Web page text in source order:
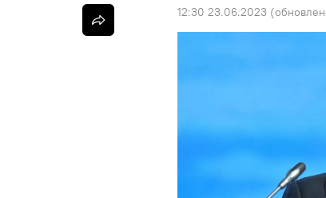
12:30 23.06.2023